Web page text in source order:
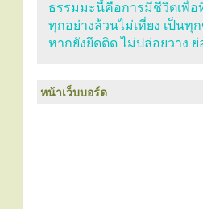
ธรรมมะนี้คือการมีชีวิตเพื่อ
ทุกอย่างล้วนไม่เที่ยง เป็นทุ
หากยังยึดติด ไม่ปล่อยวาง
หน้าเว็บบอร์ด